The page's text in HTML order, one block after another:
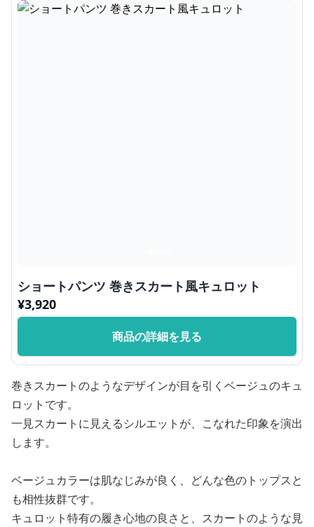
ショートパンツ 巻きスカート風キュロット
¥3,920
商品の詳細を見る
巻きスカートのようなデザインが目を引くベージュのキュ
ロットです。
一見スカートに見えるシルエットが、こなれた印象を演出
します。
ベージュカラーは肌なじみが良く、どんな色のトップスと
も相性抜群です。
キュロット特有の履き心地の良さと、スカートのような見